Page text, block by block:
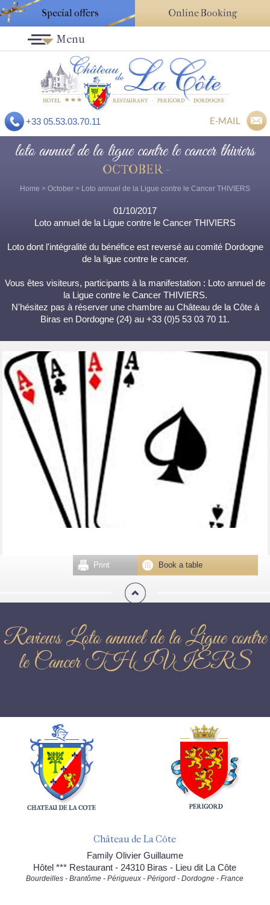
Special offers Online Booking
+33 05.53.03.70.11 E-MAIL
Menu
loto annuel de la ligue contre le cancer thiviers
OCTOBER -
Home > October > Loto annuel de la Ligue contre le Cancer THIVIERS
01/10/2017
Loto annuel de la Ligue contre le Cancer THIVIERS
Loto dont l'intégralité du bénéfice est reversé au comité Dordogne
de la ligue contre le cancer.
Vous êtes visiteurs, participants à la manifestation : Loto annuel de
la Ligue contre le Cancer THIVIERS.
N'hésitez pas à réserver une chambre au Château de la Côte à
Biras en Dordogne (24) au +33 (0)5 53 03 70 11.
Book a table
Print
Reviews Loto annuel de la Ligue contre
le Cancer THIVIERS
Château de La Côte
Family Olivier Guillaume
Hôtel *** Restaurant - 24310 Biras - Lieu dit La Côte
Bourdeilles - Brantôme - Périgueux - Périgord - Dordogne - France